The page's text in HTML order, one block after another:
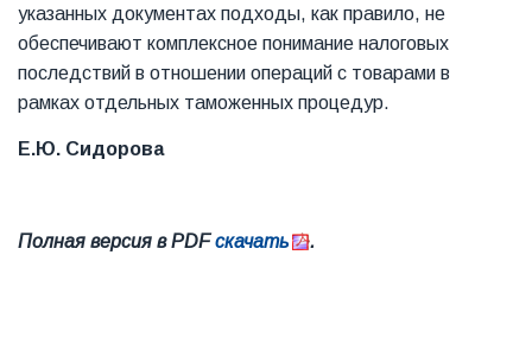
указанных документах подходы, как правило, не
обеспечивают комплексное понимание налоговых
последствий в отношении операций с товарами в
рамках отдельных таможенных процедур.
Е.Ю. Сидорова
Полная версия в PDFскачать .